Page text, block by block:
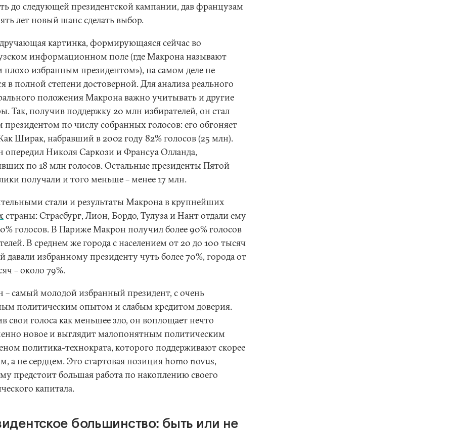
до следующей президентской кампании, дав французам
лет новый шанс сделать выбор.
картинка, формирующаяся сейчас во
информационном поле (где Макрона называют
плохо избранным президентом»), на самом деле не
в полной степени достоверной. Для анализа реального
положения Макрона важно учитывать и другие
Так, получив поддержку 20 млн избирателей, он стал
по числу собранных голосов: его обгоняет
Ширак, набравший в 2002 году 82% голосов (25 млн).
опередил Николя Саркози и Франсуа Олланда,
по 18 млн голосов. Остальные президенты Пятой
получали и того меньше – менее 17 млн.
стали и результаты Макрона в крупнейших
страны: Страсбург, Лион, Бордо, Тулуза и Нант отдали ему
голосов. В Париже Макрон получил более 90% голосов
В среднем же города с населением от 20 до 100 тысяч
давали избранному президенту чуть более 70%, города от
– около 79%.
– самый молодой избранный президент, с очень
политическим опытом и слабым кредитом доверия.
свои голоса как меньшее зло, он воплощает нечто
новое и выглядит малопонятным политическим
политика-технократа, которого поддерживают скорее
а не сердцем. Это стартовая позиция homo novus,
предстоит большая работа по накоплению своего
капитала.
большинство: быть или не